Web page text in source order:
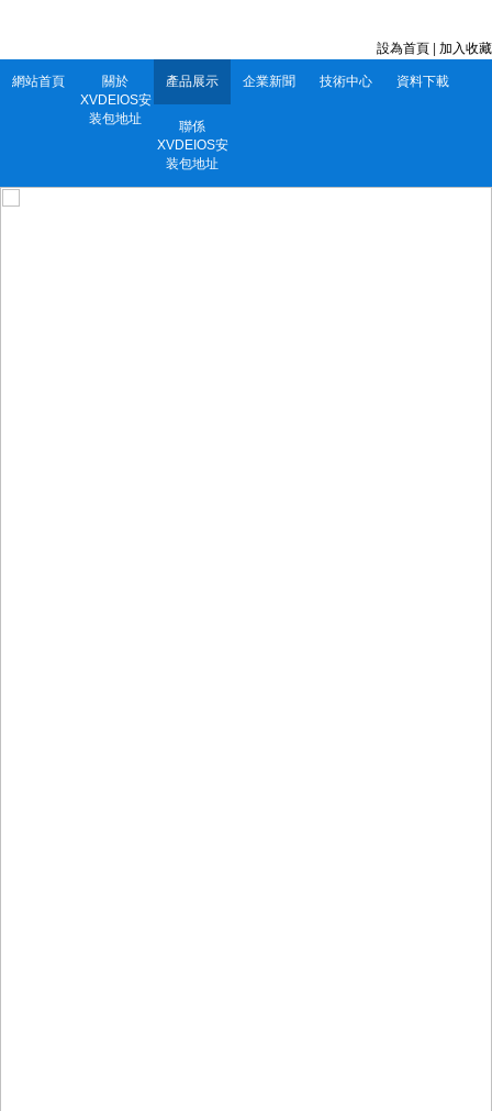
設為首頁 加入收藏
網站首頁
關於
XVDEIOS安
装包地址
產品展示 企業新聞 技術中心 資料下載
聯係
XVDEIOS安
装包地址